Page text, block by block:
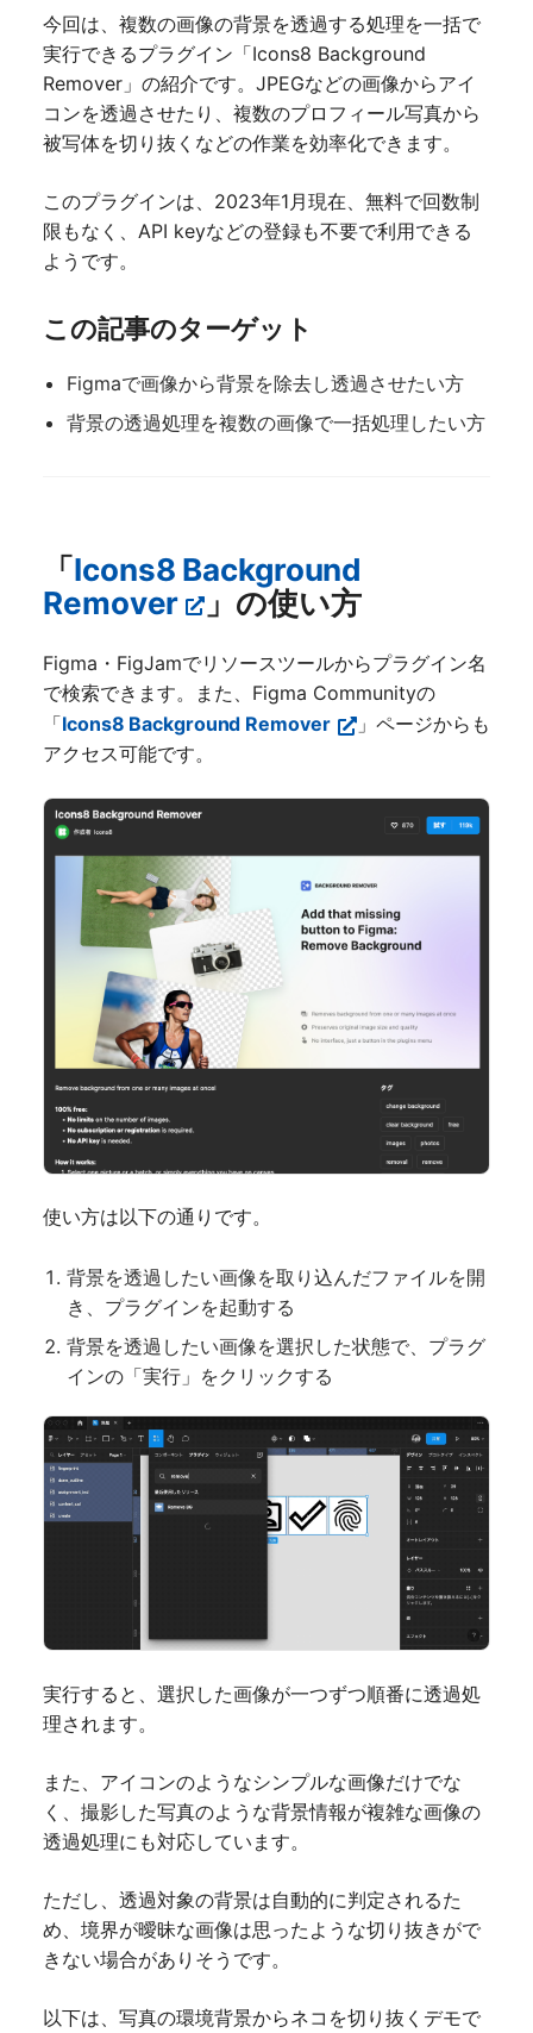
今回は、複数の画像の背景を透過する処理を一括で
実行できるプラグイン「Icons8 Background
Remover」の紹介です。JPEGなどの画像からアイ
コンを透過させたり、複数のプロフィール写真から
被写体を切り抜くなどの作業を効率化できます。
このプラグインは、2023年1月現在、無料で回数制
限もなく、API keyなどの登録も不要で利用できる
ようです。
この記事のターゲット
Figmaで画像から背景を除去し透過させたい方
背景の透過処理を複数の画像で一括処理したい方
「Icons8 Background
Remover
」の使い方
Figma・FigJamでリソースツールからプラグイン名
で検索できます。また、Figma Communityの
「Icons8 Background Remover
」ページからも
アクセス可能です。
使い方は以下の通りです。
背景を透過したい画像を取り込んだファイルを開
き、プラグインを起動する
背景を透過したい画像を選択した状態で、プラグ
インの「実行」をクリックする
実行すると、選択した画像が一つずつ順番に透過処
理されます。
また、アイコンのようなシンプルな画像だけでな
く、撮影した写真のような背景情報が複雑な画像の
透過処理にも対応しています。
ただし、透過対象の背景は自動的に判定されるた
め、境界が曖昧な画像は思ったような切り抜きがで
きない場合がありそうです。
以下は、写真の環境背景からネコを切り抜くデモで